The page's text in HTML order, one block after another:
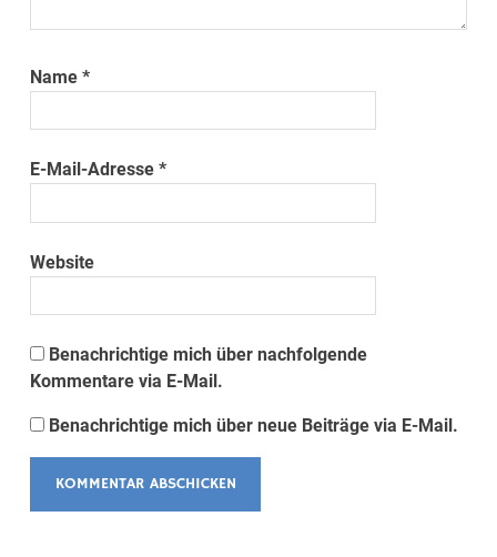
Name*
E-Mail-Adresse*
Website
Benachrichtige mich über nachfolgende
Kommentare via E-Mail.
Benachrichtige mich über neue Beiträge via E-Mail.